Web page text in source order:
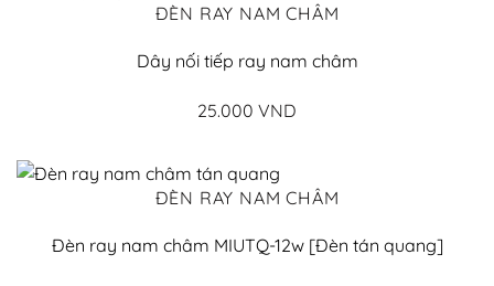
ĐÈN RAY NAM CHÂM
Dây nối tiếp ray nam châm
25.000 VND
ĐÈN RAY NAM CHÂM
Đèn ray nam châm MIUTQ-12w [Đèn tán quang]